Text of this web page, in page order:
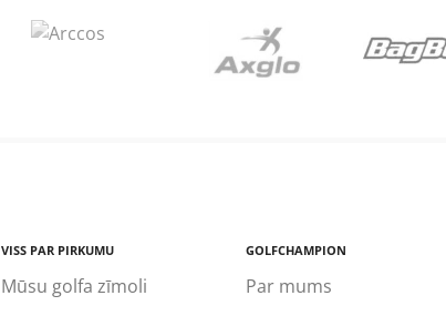
VISS PAR PIRKUMU
Mūsu golfa zīmoli
GOLFCHAMPION
Par mums